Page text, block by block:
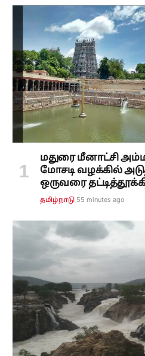
மதுரை மீனாட்சி
மோசடி வழக்கில்
ஒருவரை
தமிழ்நாடு 55 minutes ago